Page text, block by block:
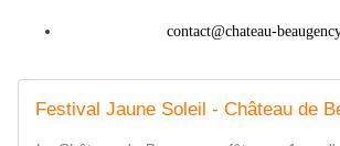
contact@chateau-
Festival Jaune Soleil - Château de